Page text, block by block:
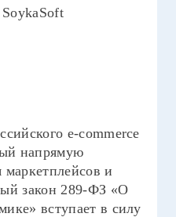
e-commerce
напрямую
маркетплейсов и
закон 289-ФЗ «О
вступает в силу